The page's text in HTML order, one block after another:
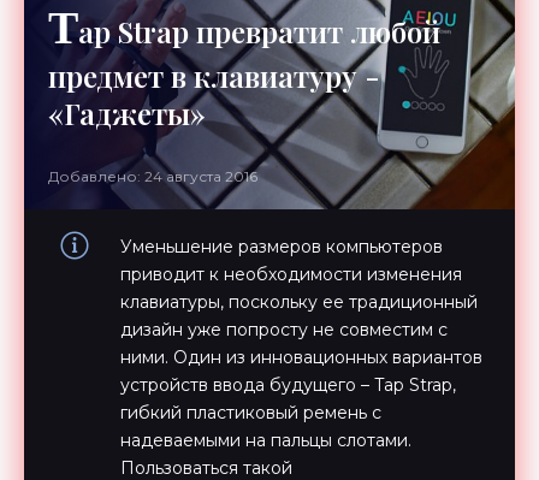
Tap Strap превратит любой
предмет в клавиатуру -
«Гаджеты»
Добавлено: 24 августа 2016
Уменьшение размеров компьютеров
приводит к необходимости изменения
клавиатуры, поскольку ее традиционный
дизайн уже попросту не совместим с
ними. Один из инновационных вариантов
устройств ввода будущего – Tap Strap,
гибкий пластиковый ремень с
надеваемыми на пальцы слотами.
Пользоваться такой